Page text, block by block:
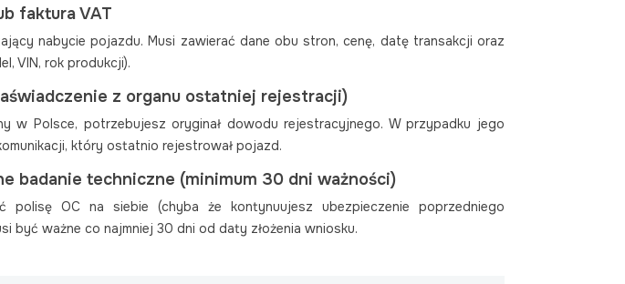
faktura VAT
nabycie pojazdu. Musi zawierać dane obu stron, cenę, datę transakcji oraz
VIN, rok produkcji).
z organu ostatniej rejestracji)
w Polsce, potrzebujesz oryginał dowodu rejestracyjnego. W przypadku jego
który ostatnio rejestrował pojazd.
badanie techniczne (minimum 30 dni ważności)
polisę OC na siebie (chyba że kontynuujesz ubezpieczenie poprzedniego
być ważne co najmniej 30 dni od daty złożenia wniosku.